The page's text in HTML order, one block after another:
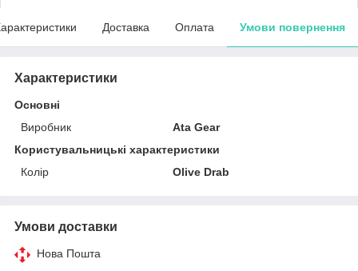
Доставка Оплата Умови повернення
Характеристики
Основні
Виробник
Ata Gear
Користувальницькі характеристики
Колір
Olive Drab
Умови доставки
Нова Пошта